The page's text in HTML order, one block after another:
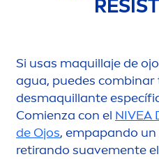
Si usas maquillaje de
agua, puedes
desmaquillante
Comienza con el NIVEA
de Ojos, empapando
retirando suavemente